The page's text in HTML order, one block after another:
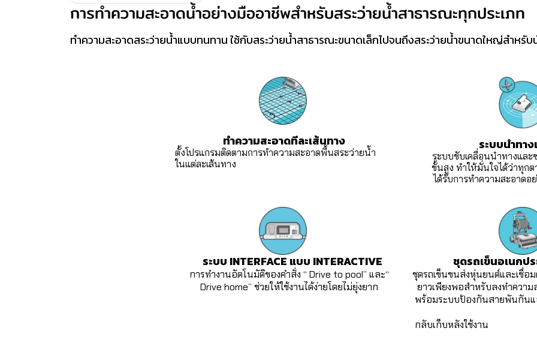
การทำความสะอาดน้ำอย่างมืออาชีพสำหรับสระว่ายน้ำสาธารณะทุกประเภท
ทำความสะอาดสระว่ายน้ำแบบทนทาน ใช้กับสระว่ายน้ำสาธารณะขนาดเล็กไปจนถึงสระว่ายน้ำขนาดใหญ่สำห
ทำความสะอาดทีละเส้นทาง
ตั้งโปรแกรมติดตามการทำความสะอาดพื้นสระว่ายน้ำ
ในแต่ละเส้นทาง
ระบบนำทา
ระบบขับเคลื่อนนำทางแล
ขั้นสูง ทำให้มั่นใจได้ว่าทุกต
ได้รับการทำความสะอาดอ
ระบบ INTERFACE แบบ INTERACTIVE
การทำงานอัตโนมัติของคำสั่ง “ Drive to pool” และ“
Drive home” ช่วยให้ใช้งานได้ง่ายโดยไม่ยุ่งยาก
ชุดรถเข็นอเนกปร
ชุดรถเข็นขนส่งหุ่นยนต์และเชื่อม
ยาวเพียงพอสำหรับลงทำความ
พร้อมระบบป้องกันสายพันกันแ
กลับเก็บหลังใช้งาน